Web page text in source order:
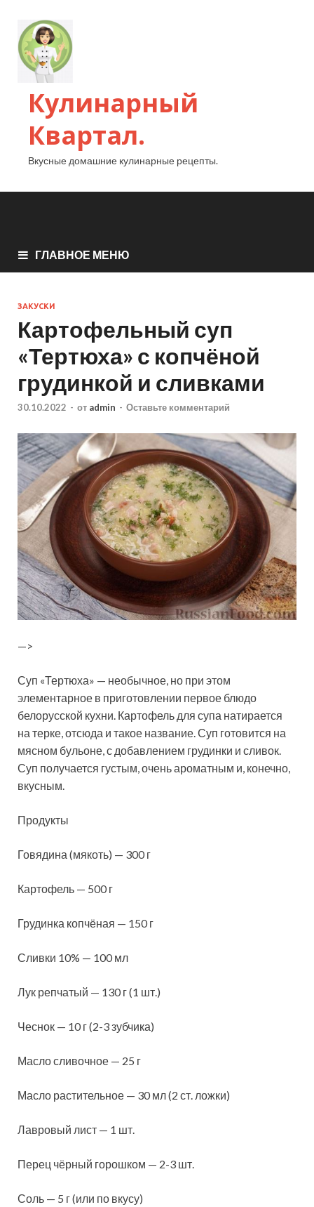
Кулинарный
Квартал.
Вкусные домашние кулинарные рецепты.
ГЛАВНОЕ МЕНЮ
ЗАКУСКИ
Картофельный суп
«Тертюха» с копчёной
грудинкой и сливками
30.10.2022 - от admin - Оставьте комментарий
—>
Суп «Тертюха» — необычное, но при этом
элементарное в приготовлении первое блюдо
белорусской кухни. Картофель для супа натирается
на терке, отсюда и такое название. Суп готовится на
мясном бульоне, с добавлением грудинки и сливок.
Суп получается густым, оченьароматным и, конечно,
вкусным.
Продукты
Говядина (мякоть) — 300 г
Картофель — 500 г
Грудинка копчёная — 150 г
Сливки 10% — 100 мл
Лук репчатый — 130 г (1 шт.)
Чеснок — 10 г (2-3 зубчика)
Масло сливочное — 25 г
Масло растительное — 30 мл (2 ст. ложки)
Лавровый лист — 1 шт.
Перец чёрный горошком — 2-3 шт.
Соль — 5 г (или по вкусу)